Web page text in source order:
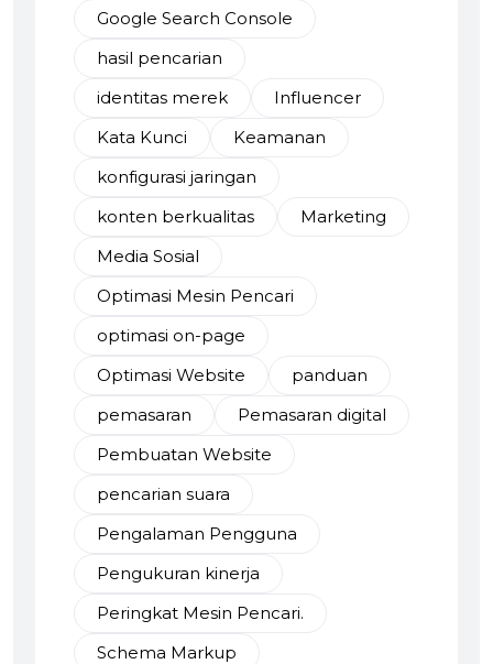
Google Search Console
hasil pencarian
identitas merek
Influencer
Kata Kunci
Keamanan
konfigurasi jaringan
konten berkualitas
Marketing
Media Sosial
Optimasi Mesin Pencari
optimasi on-page
Optimasi Website
panduan
pemasaran
Pemasaran digital
Pembuatan Website
pencarian suara
Pengalaman Pengguna
Pengukuran kinerja
Peringkat Mesin Pencari.
Schema Markup